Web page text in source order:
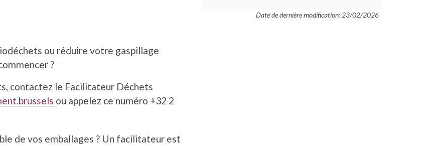
ou réduire votre gaspillage
?
contactez le Facilitateur Déchets
ou appelez ce numéro +32 2
de vos emballages ? Un facilitateur est
Date de dernière modification: 23/02/2026